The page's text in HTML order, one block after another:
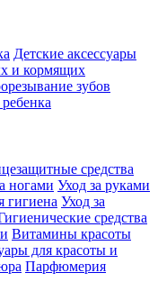
Детские аксессуары
и кормящих
зубов
средства
ногами Уход за руками
гигиена Уход за
средства
Витамины красоты
для красоты и
Парфюмерия